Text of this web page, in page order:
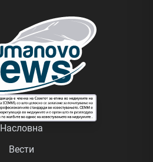
Насловна
Вести